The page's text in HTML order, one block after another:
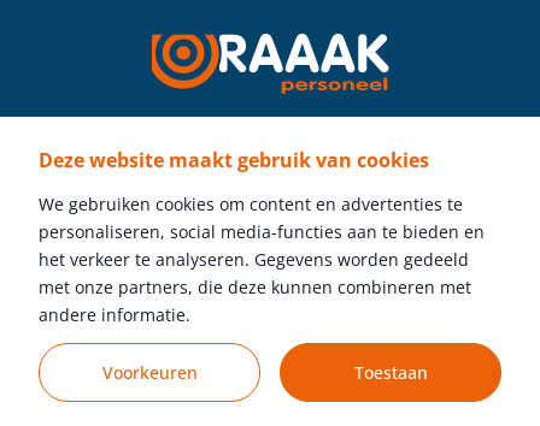
Deze website maakt gebruik van cookies
We gebruiken cookies om content en advertenties te
personaliseren, social media-functies aan te bieden en
het verkeer te analyseren. Gegevens worden gedeeld
met onze partners, die deze kunnen combineren met
andere informatie.
Voorkeuren Toestaan
Volg ons
Gratis vacature plaatsen
© Raaak Personeel